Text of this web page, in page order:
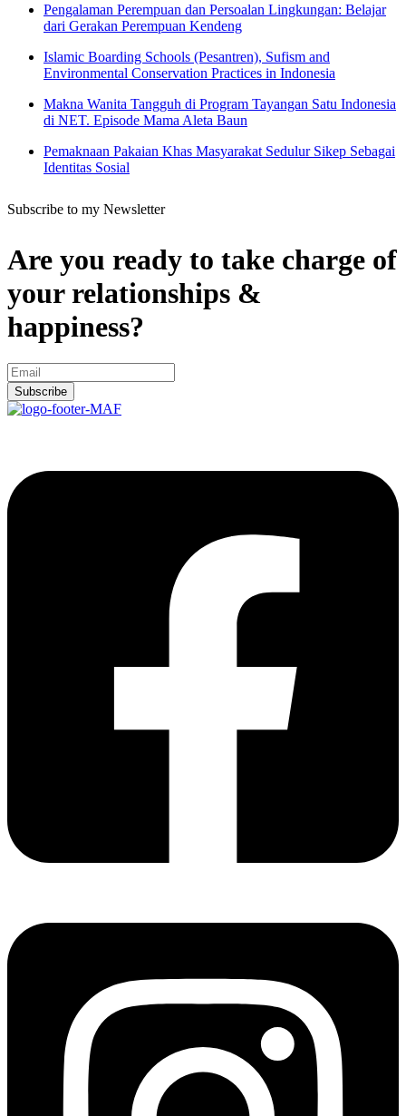
Pengalaman Perempuan dan Persoalan Lingkungan: Belajar
dari Gerakan Perempuan Kendeng
Islamic Boarding Schools (Pesantren), Sufism and
Environmental Conservation Practices in Indonesia
Makna Wanita Tangguh di Program Tayangan Satu Indonesia
di NET. Episode Mama Aleta Baun
Pemaknaan Pakaian Khas Masyarakat Sedulur Sikep Sebagai
Identitas Sosial
Subscribe to my Newsletter
Are you ready to take charge of
your relationships &
happiness?
Subscribe